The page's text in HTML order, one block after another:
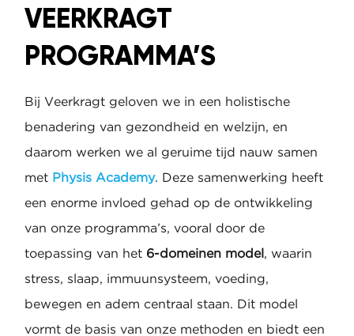
VEERKRAGT
PROGRAMMA’S
Bij Veerkragt geloven we in een holistische
benadering van gezondheid en welzijn, en
daarom werken we al geruime tijd nauw samen
met Physis Academy. Deze samenwerking heeft
een enorme invloed gehad op de ontwikkeling
van onze programma’s, vooral door de
toepassing van het 6-domeinen model , waarin
stress, slaap, immuunsysteem, voeding,
bewegen en adem centraal staan. Dit model
vormt de basis van onze methoden en biedt een